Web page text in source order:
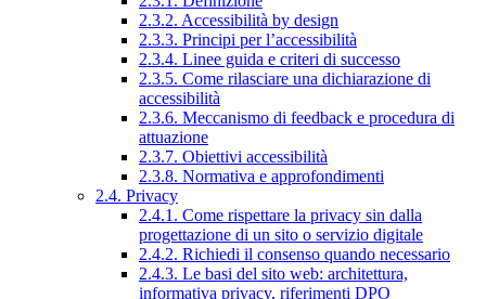
2.3.2. Accessibilità by design
2.3.3. Principi per l’accessibilità
2.3.4. Linee guida e criteri di successo
2.3.5. Come rilasciare una dichiarazione di
accessibilità
2.3.6. Meccanismo di feedback e procedura di
attuazione
2.3.7. Obiettivi accessibilità
2.3.8. Normativa e approfondimenti
2.4. Privacy
2.4.1. Come rispettare la privacy sin dalla
progettazione di un sito o servizio digitale
2.4.2. Richiedi il consenso quando necessario
2.4.3. Le basi del sito web: architettura,
informativa privacy, riferimenti DPO